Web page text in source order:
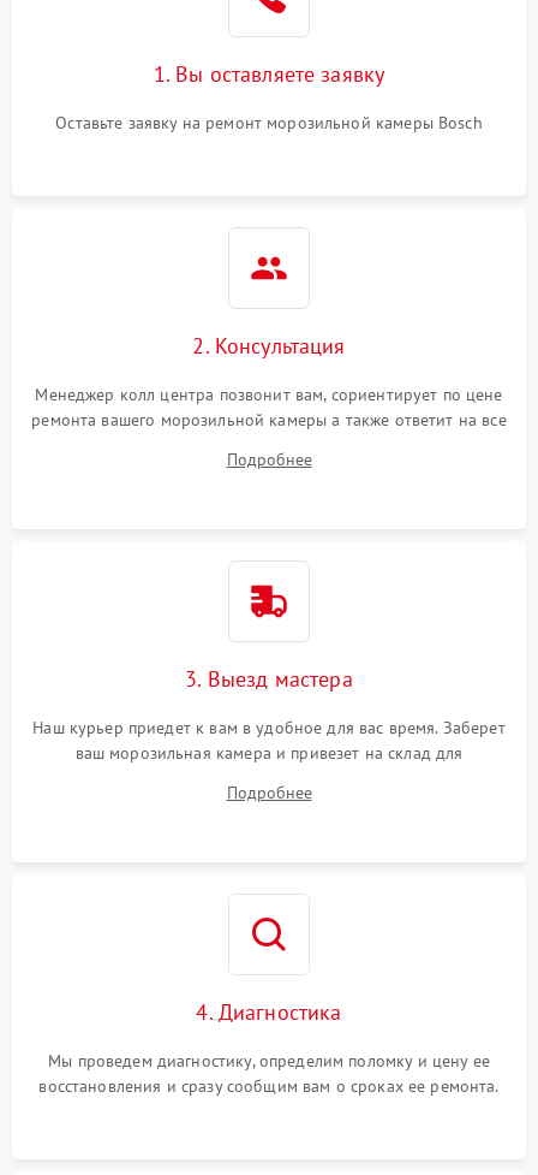
1. Вы оставляете заявку
Оставьте заявку на ремонт морозильной камеры Bosch
2. Консультация
Менеджер колл центра позвонит вам, сориентирует по цене
ремонта вашего морозильной камеры а также ответит на все
Подробнее
3. Выезд мастера
Наш курьер приедет к вам в удобное для вас время. Заберет
ваш морозильная камера и привезет на склад для
Подробнее
4. Диагностика
Мы проведем диагностику, определим поломку и цену ее
восстановления и сразу сообщим вам о сроках ее ремонта.